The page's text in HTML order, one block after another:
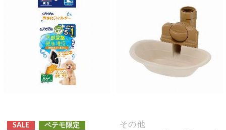
SALE ペテモ限定
その他